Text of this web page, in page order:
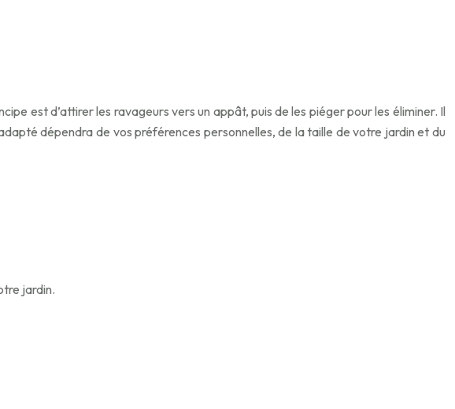
est d’attirer les ravageurs vers un appât, puis de les piéger pour les éliminer. Il
dépendra de vos préférences personnelles, de la taille de votre jardin et du
jardin.